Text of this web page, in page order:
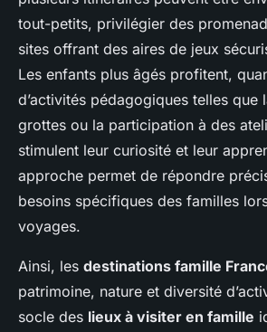
tout-petits, privilégier des
sites offrant des aires de jeux
Les enfants plus âgés profitent,
d’activités pédagogiques telles que
grottes ou la participation à des
stimulent leur curiosité et leur
approche permet de répondre
besoins spécifiques des familles
voyages.
Ainsi, les destinations famille
patrimoine, nature et diversité
socle des lieux à visiter en famille